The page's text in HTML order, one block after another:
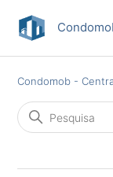
Condomob -